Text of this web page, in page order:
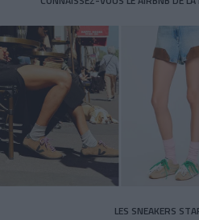
LES SNEAKERS